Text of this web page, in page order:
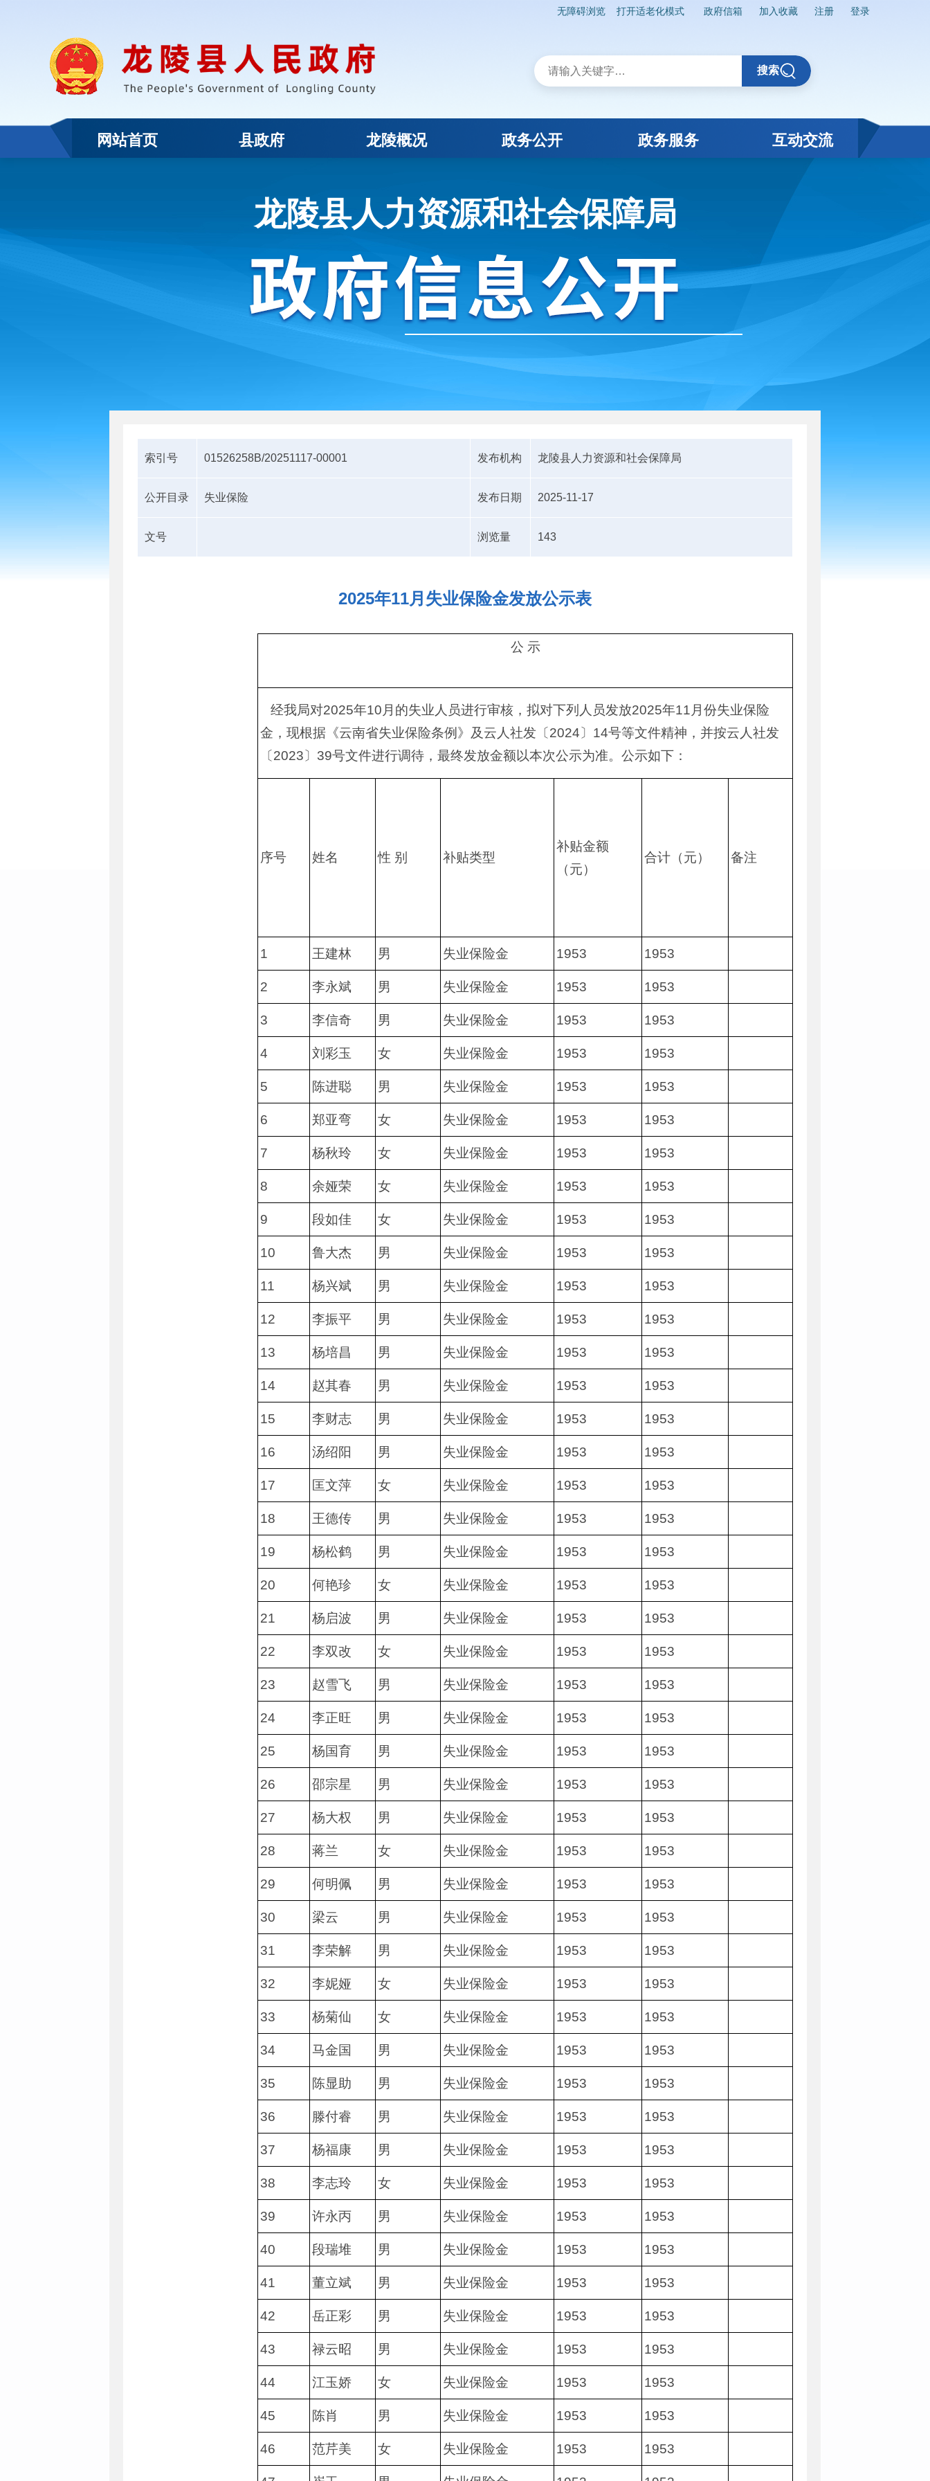
无障碍浏览 打开适老化模式 政府信箱 加入收藏 注册 登录
搜索
网站首页 县政府 龙陵概况 政务公开 政务服务 互动交流
龙陵县人力资源和社会保障局
索引号 01526258B/20251117-00001 发布机构 龙陵县人力资源和社会保障局
公开目录 失业保险 发布日期 2025-11-17
文号 浏览量 143
2025年11月失业保险金发放公示表
公 示
经我局对2025年10月的失业人员进行审核，拟对下列人员发放2025年11月份失业保险
金，现根据《云南省失业保险条例》及云人社发〔2024〕14号等文件精神，并按云人社发
〔2023〕39号文件进行调待，最终发放金额以本次公示为准。公示如下：
序号 姓名 性 别 补贴类型
补贴金额
（元）
合计（元） 备注
1 王建林 男 失业保险金 1953 1953
2 李永斌 男 失业保险金 1953 1953
3 李信奇 男 失业保险金 1953 1953
4 刘彩玉 女 失业保险金 1953 1953
5 陈进聪 男 失业保险金 1953 1953
6 郑亚弯 女 失业保险金 1953 1953
7 杨秋玲 女 失业保险金 1953 1953
8 余娅荣 女 失业保险金 1953 1953
9 段如佳 女 失业保险金 1953 1953
10 鲁大杰 男 失业保险金 1953 1953
11 杨兴斌 男 失业保险金 1953 1953
12 李振平 男 失业保险金 1953 1953
13 杨培昌 男 失业保险金 1953 1953
14 赵其春 男 失业保险金 1953 1953
15 李财志 男 失业保险金 1953 1953
16 汤绍阳 男 失业保险金 1953 1953
17 匡文萍 女 失业保险金 1953 1953
18 王德传 男 失业保险金 1953 1953
19 杨松鹤 男 失业保险金 1953 1953
20 何艳珍 女 失业保险金 1953 1953
21 杨启波 男 失业保险金 1953 1953
22 李双改 女 失业保险金 1953 1953
23 赵雪飞 男 失业保险金 1953 1953
24 李正旺 男 失业保险金 1953 1953
25 杨国育 男 失业保险金 1953 1953
26 邵宗星 男 失业保险金 1953 1953
27 杨大权 男 失业保险金 1953 1953
28 蒋兰 女 失业保险金 1953 1953
29 何明佩 男 失业保险金 1953 1953
30 梁云 男 失业保险金 1953 1953
31 李荣解 男 失业保险金 1953 1953
32 李妮娅 女 失业保险金 1953 1953
33 杨菊仙 女 失业保险金 1953 1953
34 马金国 男 失业保险金 1953 1953
35 陈显助 男 失业保险金 1953 1953
36 滕付睿 男 失业保险金 1953 1953
37 杨福康 男 失业保险金 1953 1953
38 李志玲 女 失业保险金 1953 1953
39 许永丙 男 失业保险金 1953 1953
40 段瑞堆 男 失业保险金 1953 1953
41 董立斌 男 失业保险金 1953 1953
42 岳正彩 男 失业保险金 1953 1953
43 禄云昭 男 失业保险金 1953 1953
44 江玉娇 女 失业保险金 1953 1953
45 陈肖 男 失业保险金 1953 1953
46 范芹美 女 失业保险金 1953 1953